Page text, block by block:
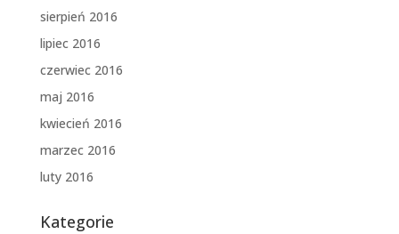
sierpień 2016
lipiec 2016
czerwiec 2016
maj 2016
kwiecień 2016
marzec 2016
luty 2016
Kategorie